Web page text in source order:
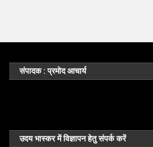
संपादक : प्रमोद आचार्य
उदय भास्कर में विज्ञापन हेतु संपर्क करें